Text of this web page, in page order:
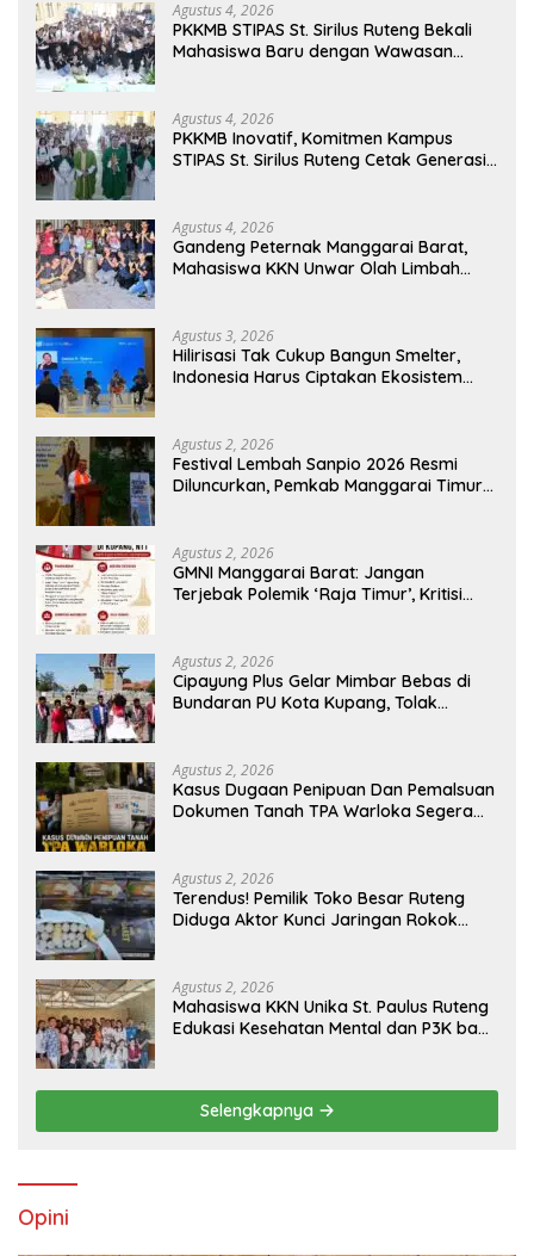
Agustus 4, 2026
PKKMB STIPAS St. Sirilus Ruteng Bekali
Mahasiswa Baru dengan Wawasan
Agustus 4, 2026
PKKMB Inovatif, Komitmen Kampus
STIPAS St. Sirilus Ruteng Cetak Generasi
Agustus 4, 2026
Gandeng Peternak Manggarai Barat,
Mahasiswa KKN Unwar Olah Limbah
Agustus 3, 2026
Hilirisasi Tak Cukup Bangun Smelter,
Indonesia Harus Ciptakan Ekosistem
Agustus 2, 2026
Festival Lembah Sanpio 2026 Resmi
Diluncurkan, Pemkab Manggarai Timur
Agustus 2, 2026
GMNI Manggarai Barat: Jangan
Terjebak Polemik ‘Raja Timur’, Kritisi
Agustus 2, 2026
Cipayung Plus Gelar Mimbar Bebas di
Bundaran PU Kota Kupang, Tolak
Agustus 2, 2026
Kasus Dugaan Penipuan Dan Pemalsuan
Dokumen Tanah TPA Warloka Segera
Memasuki Fase Krusial
Agustus 2, 2026
Terendus! Pemilik Toko Besar Ruteng
Diduga Aktor Kunci Jaringan Rokok
Agustus 2, 2026
Mahasiswa KKN Unika St. Paulus Ruteng
Edukasi Kesehatan Mental dan P3K bagi
Selengkapnya
Opini